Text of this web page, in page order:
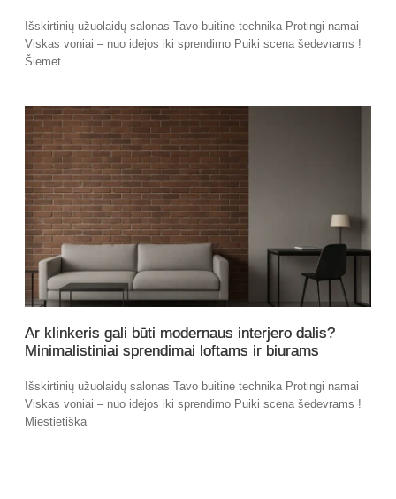
Išskirtinių užuolaidų salonas Tavo buitinė technika Protingi namai
Viskas voniai – nuo idėjos iki sprendimo Puiki scena šedevrams !
Šiemet
Ar klinkeris gali būti modernaus interjero dalis?
Minimalistiniai sprendimai loftams ir biurams
Išskirtinių užuolaidų salonas Tavo buitinė technika Protingi namai
Viskas voniai – nuo idėjos iki sprendimo Puiki scena šedevrams !
Miestietiška